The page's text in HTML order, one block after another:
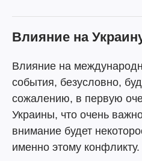
Влияние на
Влияние на
события, безусловно,
сожалению, в первую
Украины, что очень
внимание будет
именно этому конфликту.